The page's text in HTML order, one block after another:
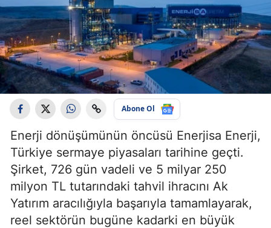
Abone Ol
Enerji dönüşümünün öncüsü Enerjisa Enerji,
Türkiye sermaye piyasaları tarihine geçti.
Şirket, 726 gün vadeli ve 5 milyar 250
milyon TL tutarındaki tahvil ihracını Ak
Yatırım aracılığıyla başarıyla tamamlayarak,
reel sektörün bugüne kadarki en büyük